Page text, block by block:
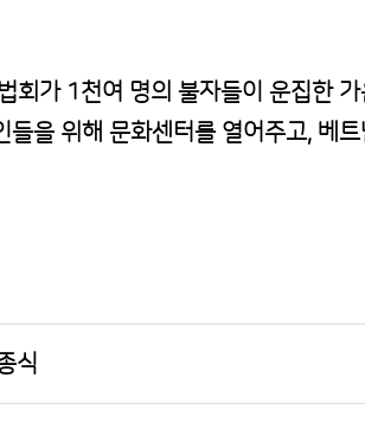
가 1천여 명의 불자들이 운집한
들을 위해 문화센터를 열어주고, 베
식